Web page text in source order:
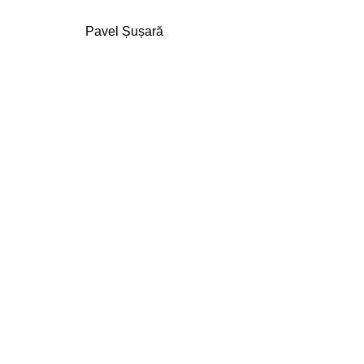
Pavel Șușară